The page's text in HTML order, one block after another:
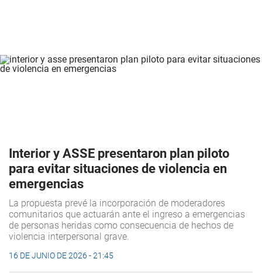
Interior y ASSE presentaron plan piloto
para evitar situaciones de violencia en
emergencias
La propuesta prevé la incorporación de moderadores
comunitarios que actuarán ante el ingreso a emergencias
de personas heridas como consecuencia de hechos de
violencia interpersonal grave.
16 DE JUNIO DE 2026 - 21:45